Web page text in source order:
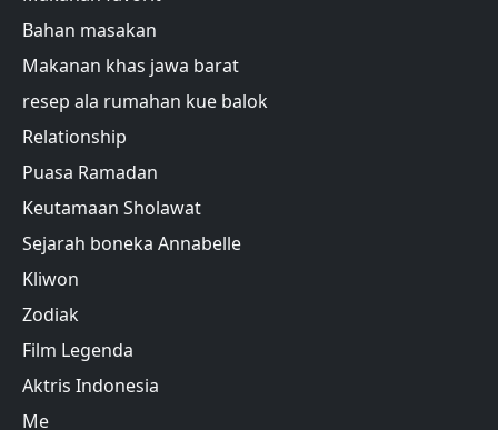
Bahan masakan
Makanan khas jawa barat
resep ala rumahan kue balok
Relationship
Puasa Ramadan
Keutamaan Sholawat
Sejarah boneka Annabelle
Kliwon
Zodiak
Film Legenda
Aktris Indonesia
Me